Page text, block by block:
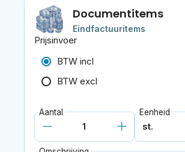
Documentitems
Eindfactuuritems
Prijsinvoer
BTW incl
BTW excl
Aantal Eenheid